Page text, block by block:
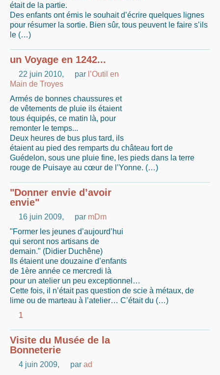
était de la partie.
Des enfants ont émis le souhait d’écrire quelques lignes
pour résumer la sortie. Bien sûr, tous peuvent le faire s’ils
le (…)
un Voyage en 1242...
22 juin 2010, par l’Outil en
Main de Troyes
Armés de bonnes chaussures et
de vêtements de pluie ils étaient
tous équipés, ce matin là, pour
remonter le temps...
Deux heures de bus plus tard, ils
étaient au pied des remparts du château fort de
Guédelon, sous une pluie fine, les pieds dans la terre
rouge de Puisaye au cœur de l’Yonne. (…)
"Donner envie d’avoir
envie"
16 juin 2009, par mDm
"Former les jeunes d’aujourd’hui
qui seront nos artisans de
demain." (Didier Duchêne)
Ils étaient une douzaine d’enfants
de 1ère année ce mercredi là
pour un atelier un peu exceptionnel…
Cette fois, il n’était pas question de scie à métaux, de
lime ou de marteau à l’atelier… C’était du (…)
1
Visite du Musée de la
Bonneterie
4 juin 2009, par ad